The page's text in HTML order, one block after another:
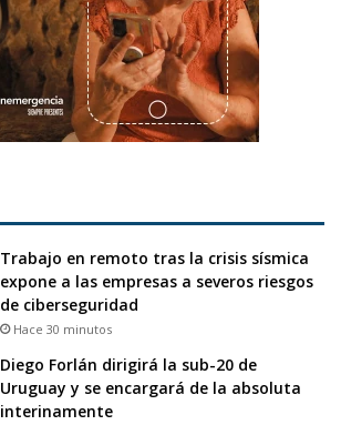
Trabajo en remoto tras la crisis sísmica
expone a las empresas a severos riesgos
de ciberseguridad
Hace 30 minutos
Diego Forlán dirigirá la sub-20 de
Uruguay y se encargará de la absoluta
interinamente